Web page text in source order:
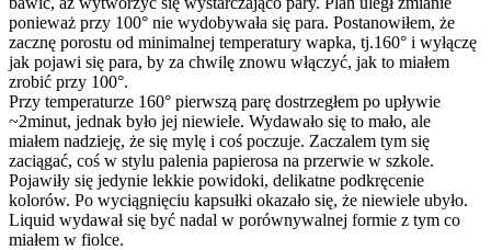
ponieważ przy 100° nie wydobywała się para. Postanowiłem, że
zacznę porostu od minimalnej temperatury wapka, tj.160° i wyłączę
jak pojawi się para, by za chwilę znowu włączyć, jak to miałem
zrobić przy 100°.
Przy temperaturze 160° pierwszą parę dostrzegłem po upływie
~2minut, jednak było jej niewiele. Wydawało się to mało, ale
miałem nadzieję, że się mylę i coś poczuje. Zaczalem tym się
zaciągać, coś w stylu palenia papierosa na przerwie w szkole.
Pojawiły się jedynie lekkie powidoki, delikatne podkręcenie
kolorów. Po wyciągnięciu kapsułki okazało się, że niewiele ubyło.
Liquid wydawał się być nadal w porównywalnej formie z tym co
miałem w fiolce.